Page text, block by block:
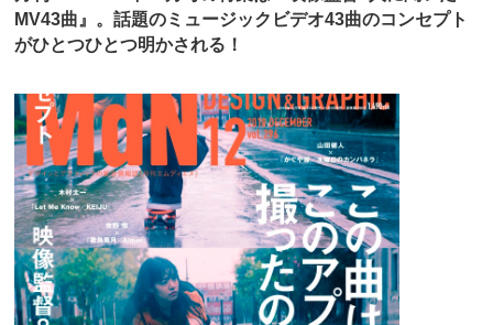
MV43曲』。話題のミュージックビデオ43曲のコンセプト
がひとつひとつ明かされる！